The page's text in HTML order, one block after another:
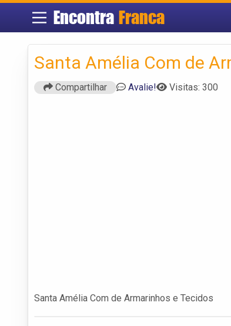
Encontra Franca
Santa Amélia Com de
Compartilhar Avalie! Visitas: 300
Santa Amélia Com de Armarinhos e Tecidos